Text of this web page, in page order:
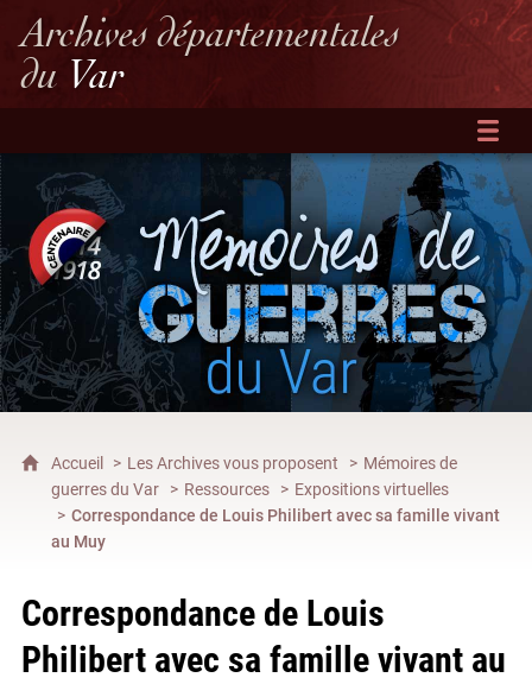
Archives départementales
du Var
Accueil Les Archives vous proposent
Mémoires de
guerres du Var
Ressources
Expositions virtuelles
Correspondance de Louis Philibert avec sa famille vivant
au Muy
Correspondance de Louis
Philibert avec sa famille vivant au